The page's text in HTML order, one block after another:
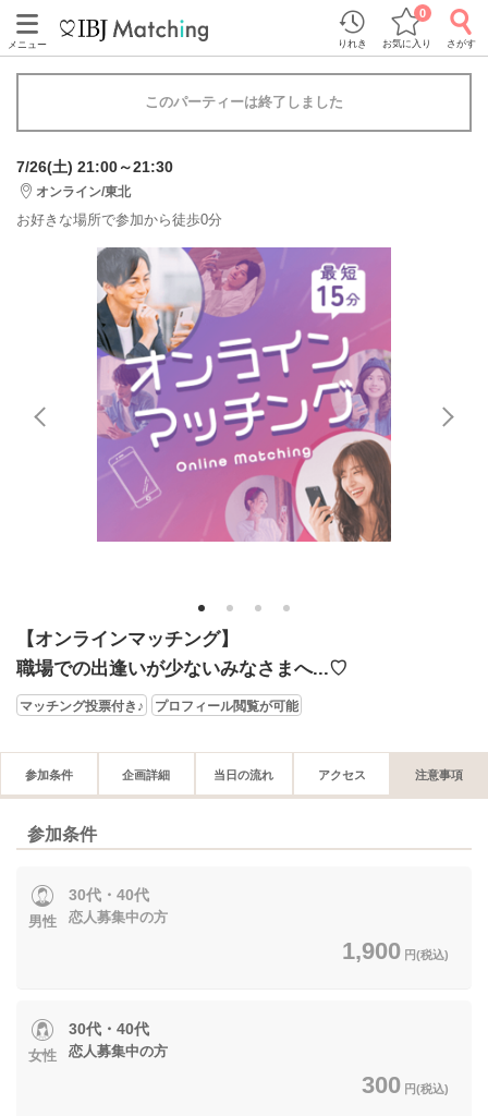
メニュー りれき お気に入り
0
さがす
このパーティーは終了しました
7/26(土) 21:00～21:30
オンライン/東北
お好きな場所で参加から徒歩0分
1 2 3 4
【オンラインマッチング】
職場での出逢いが少ないみなさまへ...♡
マッチング投票付き♪ プロフィール閲覧が可能
参加条件 企画詳細 当日の流れ アクセス 注意事項
参加条件
男性
30代・40代
恋人募集中の方
1,900 円(税込)
女性
30代・40代
恋人募集中の方
300 円(税込)